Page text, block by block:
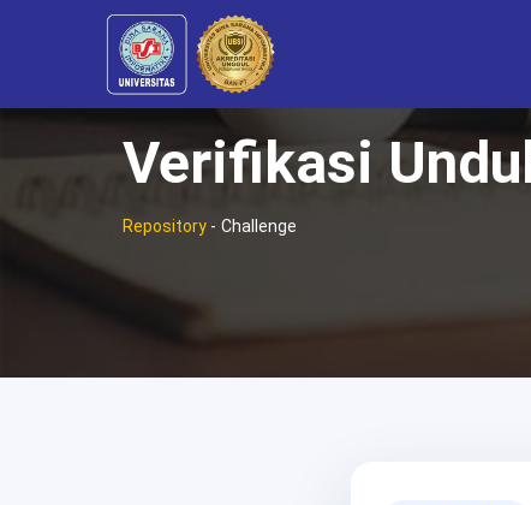
Verifikasi
Repository - Challenge